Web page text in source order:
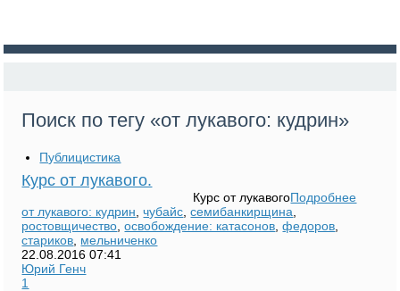
Поиск по тегу «от лукавого: кудрин»
Публицистика
Курс от лукавого.
Курс от лукавогоПодробнее
от лукавого: кудрин ,чубайс ,семибанкирщина
ростовщичество ,освобождение: катасонов ,федоров
стариков мельниченко
22.08.201607:41
Юрий Генч
1